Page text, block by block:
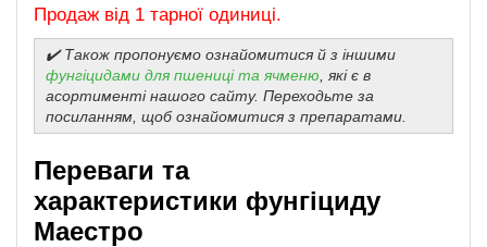
Продаж від 1 тарної одиниці.
✔️ Також пропонуємо ознайомитися й з іншими
фунгіцидами для пшениці та ячменю , які є в
асортименті нашого сайту. Переходьте за
посиланням, щоб ознайомитися з препаратами.
Переваги та
характеристики фунгіциду
Маестро